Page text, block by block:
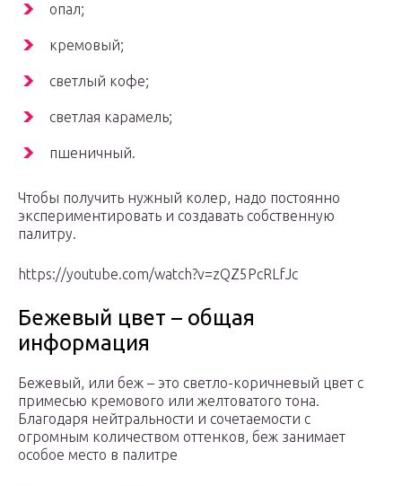
опал;
кремовый;
светлый кофе;
светлая карамель;
пшеничный.
Чтобы получить нужный колер, надо постоянно
экспериментировать и создавать собственную
палитру.
https://youtube.com/watch?v=zQZ5PcRLfJc
Бежевый цвет – общая
информация
Бежевый, или беж – это светло-коричневый цвет с
примесью кремового или желтоватого тона.
Благодаря нейтральности и сочетаемости с
огромным количеством оттенков, беж занимает
особое место в палитре